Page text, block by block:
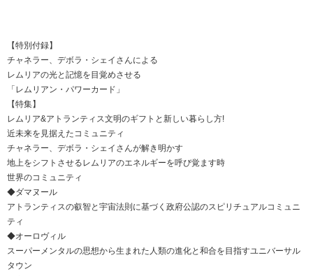
【特別付録】
チャネラー、デボラ・シェイさんによる
レムリアの光と記憶を目覚めさせる
「レムリアン・パワーカード」
【特集】
レムリア&アトランティス文明のギフトと新しい暮らし方!
近未来を見据えたコミュニティ
チャネラー、デボラ・シェイさんが解き明かす
地上をシフトさせるレムリアのエネルギーを呼び覚ます時
世界のコミュニティ
◆ダマヌール
アトランティスの叡智と宇宙法則に基づく政府公認のスピリチュアルコミュニ
ティ
◆オーロヴィル
スーパーメンタルの思想から生まれた人類の進化と和合を目指すユニバーサル
タウン